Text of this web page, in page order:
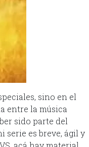
sino en el
entre la música
sido parte del
serie es breve, ágil y